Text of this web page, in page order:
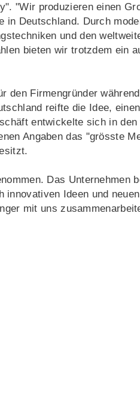
"Wir produzieren einen
in Deutschland. Durch
und den
bieten wir trotzdem ein
den Firmengründer
reifte die Idee,
entwickelte sich in den
Angaben das "grösste
Das Unternehmen
Ideen und
mit uns